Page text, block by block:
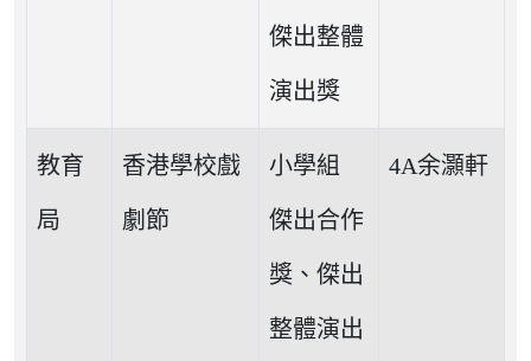
傑出整體
演出獎
教育
局
香港學校戲
劇節
小學組
傑出合作
獎、傑出
整體演出
4A余灝軒